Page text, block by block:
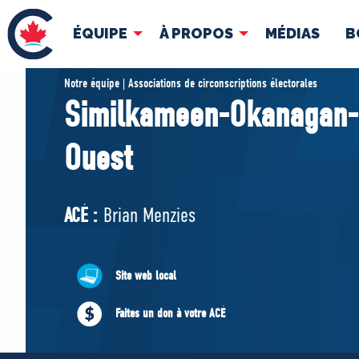
ÉQUIPE À PROPOS MÉDIAS
ÉQUIPE
Pierre Poilievre
Vos députés conservateurs
Exécutif national
À
Notre équipe | Associations de circonscriptions électorales
Similkameen-
Ouest
ACÉ : Brian Menzies
Site web local
Faites un don à votre ACÉ